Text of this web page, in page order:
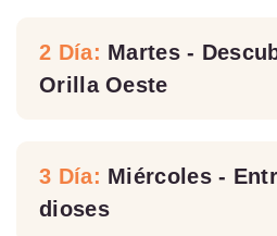
2 Día: Martes -
Orilla Oeste
3 Día: Miércoles -
dioses